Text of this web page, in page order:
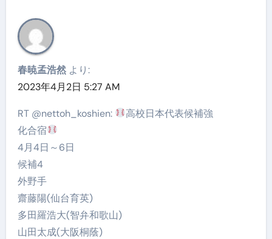
春暁孟浩然 より:
2023年4月2日 5:27 AM
RT @nettoh_koshien:
高校日本代表候補強
化合宿
4月4日～6日
候補4
外野手
齋藤陽(仙台育英)
多田羅浩大(智弁和歌山)
山田太成(大阪桐蔭)